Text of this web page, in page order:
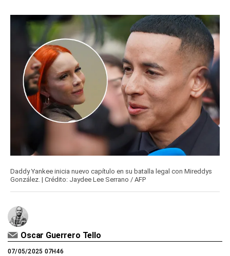
Daddy Yankee inicia nuevo capítulo en su batalla legal con Mireddys
González. | Crédito: Jaydee Lee Serrano / AFP
Oscar Guerrero Tello
07/05/2025 07H46